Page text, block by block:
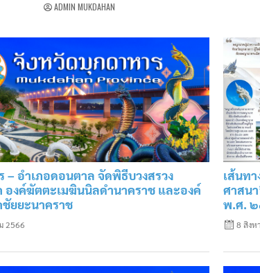
ADMIN MUKDAHAN
– อำเภอดอนตาล จัดพิธีบวงสรวง
งค์ฆัตตะเมฆินนิลดำนาคราช และองค์
ยยะนาคราช
2566
เส้นท
ศาสน
พ.ศ.
8 สิงห